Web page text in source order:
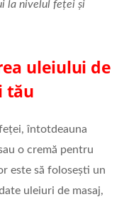
la nivelul feței și
uleiului de
tău
întotdeauna
o cremă pentru
este să folosești un
uleiuri de masaj,